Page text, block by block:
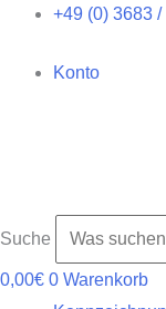
springen
+49 (0) 3683
Konto
Suche
0,00€ 0 Warenkorb